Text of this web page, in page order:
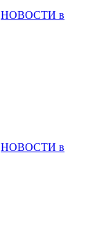
НОВОСТИ в
НОВОСТИ в